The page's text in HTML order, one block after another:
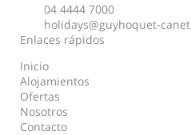
04 4444 7000
holidays@guyhoquet-
Enlaces rápidos
Inicio
Alojamientos
Ofertas
Nosotros
Contacto